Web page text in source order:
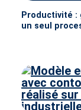
Productivité :
un seul